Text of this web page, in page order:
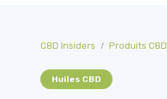
CBD Insiders Produits CBD
Huiles CBD